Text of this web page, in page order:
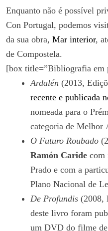
Enquanto não é possível
Con Portugal, podemos
da sua obra, Mar interior,
de Compostela.
[box title=”Bibliografia em
Ardalén (2013,
recente e publicada
nomeada para o
categoria de Melhor
O Futuro Roubado
Ramón Caride com
Prado e com a
Plano Nacional de
De Profundis (2008,
deste livro foram
um DVD do filme